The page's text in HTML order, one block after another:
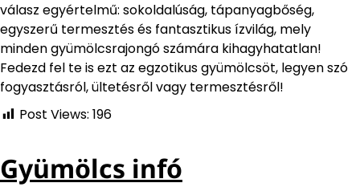
válasz egyértelmű: sokoldalúság, tápanyagbőség,
egyszerű termesztés és fantasztikus ízvilág, mely
minden gyümölcsrajongó számára kihagyhatatlan!
Fedezd fel te is ezt az egzotikus gyümölcsöt, legyen szó
fogyasztásról, ültetésről vagy termesztésről!
Post Views: 196
Gyümölcs infó